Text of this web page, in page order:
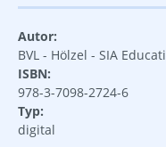
Autor:
BVL - Hölzel - SIA
ISBN:
978-3-7098-2724-6
Typ:
digital